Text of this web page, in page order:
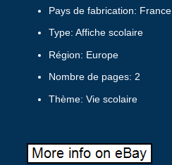
Pays de fabrication: France
Type: Affiche scolaire
Région: Europe
Nombre de pages: 2
Thème: Vie scolaire